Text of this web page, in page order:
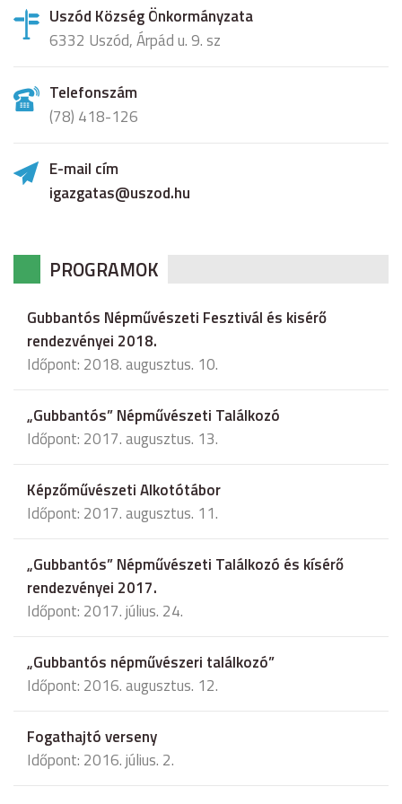
Uszód Község Önkormányzata
6332 Uszód, Árpád u. 9. sz
Telefonszám
(78) 418-126
E-mail cím
igazgatas@uszod.hu
PROGRAMOK
Gubbantós Népművészeti Fesztivál és kisérő
rendezvényei 2018.
Időpont: 2018. augusztus. 10.
„Gubbantós” Népművészeti Találkozó
Időpont: 2017. augusztus. 13.
Képzőművészeti Alkotótábor
Időpont: 2017. augusztus. 11.
„Gubbantós” Népművészeti Találkozó és kísérő
rendezvényei 2017.
Időpont: 2017. július. 24.
„Gubbantós népművészeri találkozó”
Időpont: 2016. augusztus. 12.
Fogathajtó verseny
Időpont: 2016. július. 2.